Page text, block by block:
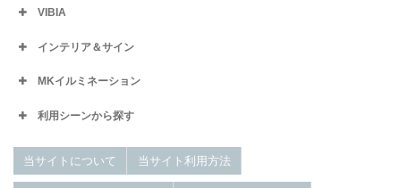
VIBIA
インテリア＆サイン
MKイルミネーション
利用シーンから探す
当サイトについて 当サイト利用方法